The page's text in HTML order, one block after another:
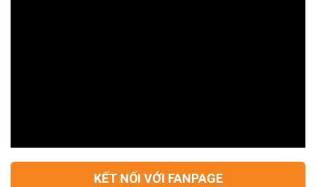
KẾT NỐI VỚI FANPAGE